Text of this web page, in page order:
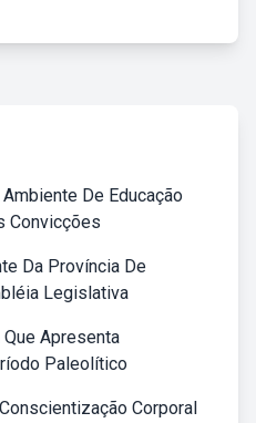
De Educação
Convicções
Da Província De
Legislativa
Apresenta
Paleolítico
Corporal